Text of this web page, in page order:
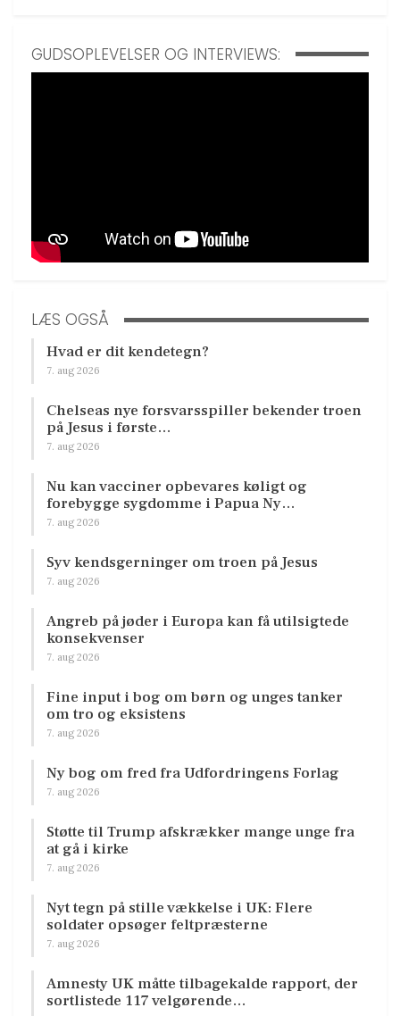
GUDSOPLEVELSER OG INTERVIEWS:
LÆS OGSÅ
Hvad er dit kendetegn?
7. aug 2026
Chelseas nye forsvarsspiller bekender troen
på Jesus i første…
7. aug 2026
Nu kan vacciner opbevares køligt og
forebygge sygdomme i Papua Ny…
7. aug 2026
Syv kendsgerninger om troen på Jesus
7. aug 2026
Angreb på jøder i Europa kan få utilsigtede
konsekvenser
7. aug 2026
Fine input i bog om børn og unges tanker
om tro og eksistens
7. aug 2026
Ny bog om fred fra Udfordringens Forlag
7. aug 2026
Støtte til Trump afskrækker mange unge fra
at gå i kirke
7. aug 2026
Nyt tegn på stille vækkelse i UK: Flere
soldater opsøger feltpræsterne
7. aug 2026
Amnesty UK måtte tilbagekalde rapport, der
sortlistede 117 velgørende…